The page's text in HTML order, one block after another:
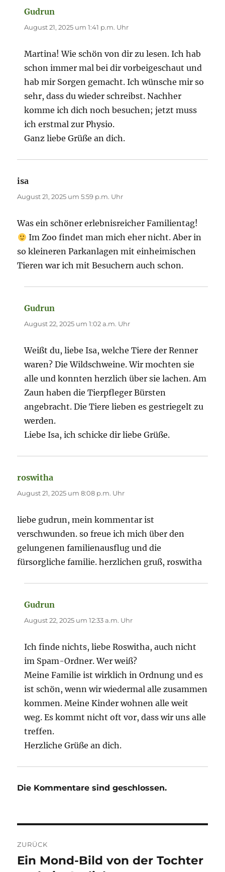
Gudrun
August 21, 2025 um 1:41 p.m. Uhr
Martina! Wie schön von dir zu lesen. Ich hab
schon immer mal bei dir vorbeigeschaut und
hab mir Sorgen gemacht. Ich wünsche mir so
sehr, dass du wieder schreibst. Nachher
komme ich dich noch besuchen; jetzt muss
ich erstmal zur Physio.
Ganz liebe Grüße an dich.
isa
August 21, 2025 um 5:59 p.m. Uhr
Was ein schöner erlebnisreicher Familientag!
Im Zoo findet man mich eher nicht. Aber in
so kleineren Parkanlagen mit einheimischen
Tieren war ich mit Besuchern auch schon.
Gudrun
August 22, 2025 um 1:02 a.m. Uhr
Weißt du, liebe Isa, welche Tiere der Renner
waren? Die Wildschweine. Wir mochten sie
alle und konnten herzlich über sie lachen. Am
Zaun haben die Tierpfleger Bürsten
angebracht. Die Tiere lieben es gestriegelt zu
werden.
Liebe Isa, ich schicke dir liebe Grüße.
roswitha
August 21, 2025 um 8:08 p.m. Uhr
liebe gudrun, mein kommentar ist
verschwunden. so freue ich mich über den
gelungenen familienausflug und die
fürsorgliche familie. herzlichen gruß, roswitha
Gudrun
August 22, 2025 um 12:33 a.m. Uhr
Ich finde nichts, liebe Roswitha, auch nicht
im Spam-Ordner. Wer weiß?
Meine Familie ist wirklich in Ordnung und es
ist schön, wenn wir wiedermal alle zusammen
kommen. Meine Kinder wohnen alle weit
weg. Es kommt nicht oft vor, dass wir uns alle
treffen.
Herzliche Grüße an dich.
Die Kommentare sind geschlossen.
ZURÜCK
Vorheriger
Ein Mond-Bild von der Tochter